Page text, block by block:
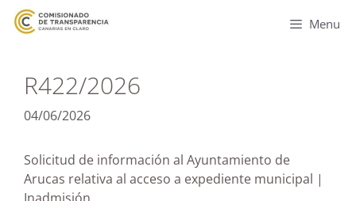
Menu
R422/2026
04/06/2026
Solicitud de información al Ayuntamiento de
Arucas relativa al acceso a expediente municipal |